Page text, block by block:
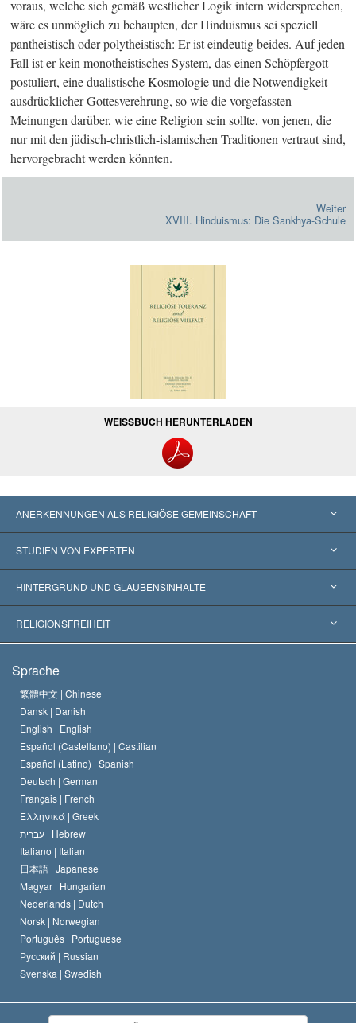
voraus, welche sich gemäß westlicher Logik intern widersprechen,
wäre es unmöglich zu behaupten, der Hinduismus sei speziell
pantheistisch oder polytheistisch: Er ist eindeutig beides. Auf jeden
Fall ist er kein monotheistisches System, das einen Schöpfergott
postuliert, eine dualistische Kosmologie und die Notwendigkeit
ausdrücklicher Gottesverehrung, so wie die vorgefassten
Meinungen darüber, wie eine Religion sein sollte, von jenen, die
nur mit den jüdisch-christlich-islamischen Traditionen vertraut sind,
hervorgebracht werden könnten.
Weiter
XVIII. Hinduismus: Die Sankhya-Schule
WEISSBUCH HERUNTERLADEN
ANERKENNUNGEN ALS RELIGIÖSE GEMEINSCHAFT
Vereinigte Staaten von Amerika
Weltweite Anerkennungen
Wegweisende Entscheidungen
STUDIEN VON EXPERTEN
Gutachten nach Kategorie
Die weltweit führenden Experten
HINTERGRUND UND GLAUBENSINHALTE
L. Ron Hubbard
Das Glaubensbekenntnis der Scientology Kirche
Der Kodex eines Scientologen
David Miscavige
RELIGIONSFREIHEIT
Internationale Menschenrechtsnormen
Eine öffentliche Erklärung über Religion
Sprache
繁體中文 | Chinese
Dansk | Danish
English | English
Español (Castellano) | Castilian
Español (Latino) | Spanish
Deutsch | German
Français | French
Ελληνικά | Greek
עברית | Hebrew
Italiano | Italian
日本語 | Japanese
Magyar | Hungarian
Nederlands | Dutch
Norsk | Norwegian
Português | Portuguese
Русский | Russian
Svenska | Swedish